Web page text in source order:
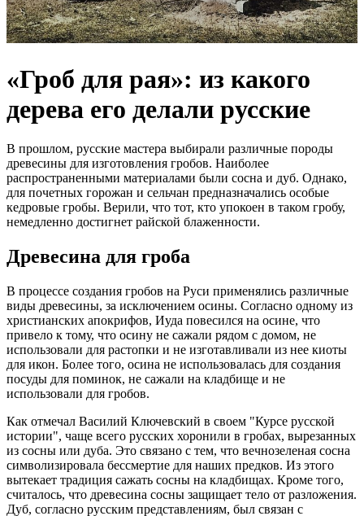
«Гроб для рая»: из какого
дерева его делали русские
В прошлом, русские мастера выбирали различные породы
древесины для изготовления гробов. Наиболее
распространенными материалами были сосна и дуб. Однако,
для почетных горожан и сельчан предназначались особые
кедровые гробы. Верили, что тот, кто упокоен в таком гробу,
немедленно достигнет райской блаженности.
Древесина для гроба
В процессе создания гробов на Руси применялись различные
виды древесины, за исключением осины. Согласно одному из
христианских апокрифов, Иуда повесился на осине, что
привело к тому, что осину не сажали рядом с домом, не
использовали для растопки и не изготавливали из нее киоты
для икон. Более того, осина не использовалась для создания
посуды для поминок, не сажали на кладбище и не
использовали для гробов.
Как отмечал Василий Ключевский в своем "Курсе русской
истории", чаще всего русских хоронили в гробах, вырезанных
из сосны или дуба. Это связано с тем, что вечнозеленая сосна
символизировала бессмертие для наших предков. Из этого
вытекает традиция сажать сосны на кладбищах. Кроме того,
считалось, что древесина сосны защищает тело от разложения.
Дуб, согласно русским представлениям, был связан с